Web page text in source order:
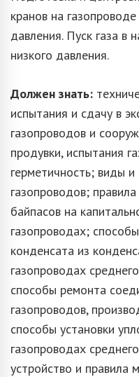
кранов на
давления. Пуск газа в
низкого давления.
Должен знать:
испытания и сдачу в
газопроводов и
продувки, испытания
герметичность; виды
газопроводов;
байпасов на
газопроводах;
конденсата из
газопроводах
способы ремонта
газопроводов,
способы установки
газопроводах
устройство и